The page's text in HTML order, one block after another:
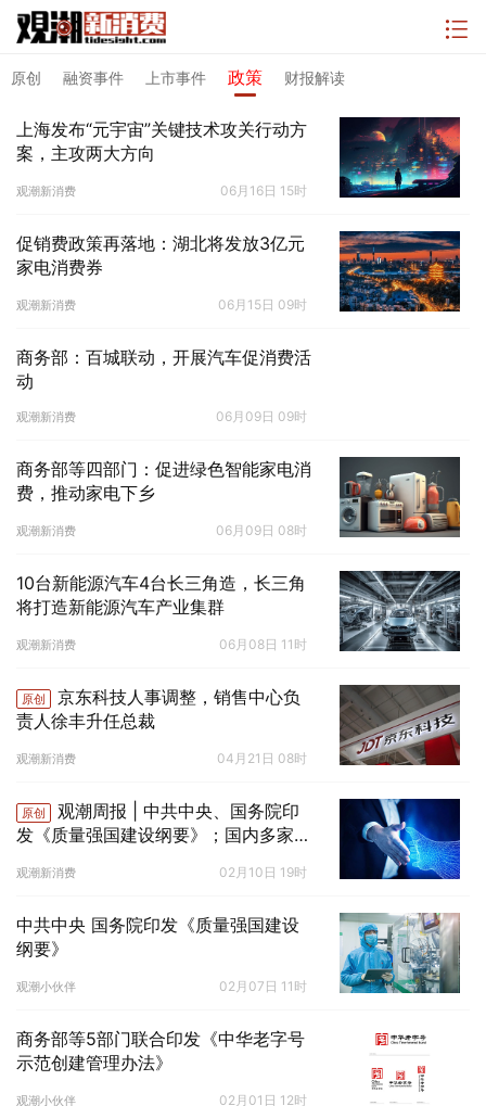
原创 融资事件 上市事件 政策 财报解读
上海发布“元宇宙”关键技术攻关行动方
案，主攻两大方向
观潮新消费 06月16日 15时
促销费政策再落地：湖北将发放3亿元
家电消费券
观潮新消费 06月15日 09时
商务部：百城联动，开展汽车促消费活
动
观潮新消费 06月09日 09时
商务部等四部门：促进绿色智能家电消
费，推动家电下乡
观潮新消费 06月09日 08时
10台新能源汽车4台长三角造，长三角
将打造新能源汽车产业集群
观潮新消费 06月08日 11时
原创
京东科技人事调整，销售中心负
责人徐丰升任总裁
观潮新消费 04月21日 08时
原创
观潮周报 | 中共中央、国务院印
发《质量强国建设纲要》；国内多家科
观潮新消费 02月10日 19时
中共中央 国务院印发《质量强国建设
纲要》
观潮小伙伴 02月07日 11时
商务部等5部门联合印发《中华老字号
示范创建管理办法》
观潮小伙伴 02月01日 12时